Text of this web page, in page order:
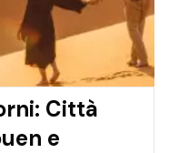
Città
e